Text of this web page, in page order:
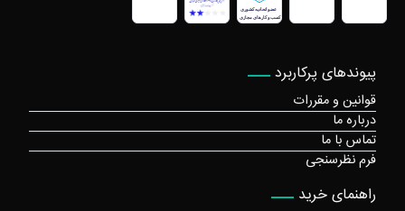
پیوندهای پرکاربرد
قوانین و مقررات
درباره ما
تماس با ما
فرم نظرسنجی
راهنمای خرید